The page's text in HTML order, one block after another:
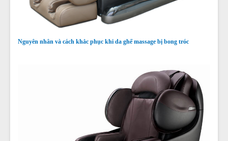
Nguyên nhân và cách khắc phục khi da ghế massage bị bong tróc